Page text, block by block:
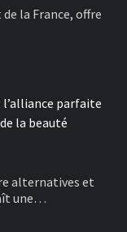
la France, offre
parfaite
la beauté
alternatives et
une…